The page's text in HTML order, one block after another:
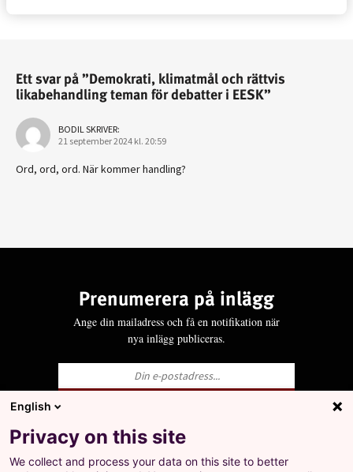
Ett svar på ”Demokrati, klimatmål och rättvis
likabehandling teman för debatter i EESK”
BODIL SKRIVER:
21 september 2024 kl. 20:59
Ord, ord, ord. När kommer handling?
Prenumerera på inlägg
Ange din mailadress och få en notifikation när
nya inlägg publiceras.
Ja, jag godkänner att LO behandlar mina
personuppgifter i enlighet med Integritets- och
personuppgiftspolicyn för LO.se.
English
Privacy on this site
We collect and process your data on this site to better